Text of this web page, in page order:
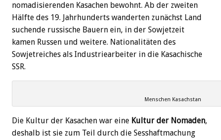
nomadisierenden Kasachen bewohnt. Ab der zweiten
Hälfte des 19. Jahrhunderts wanderten zunächst Land
suchende russische Bauern ein, in der Sowjetzeit
kamen Russen und weitere. Nationalitäten des
Sowjetreiches als Industriearbeiter in die Kasachische
SSR.
Menschen Kasachstan
Die Kultur der Kasachen war eine Kultur der Nomaden,
deshalb ist sie zum Teil durch die Sesshaftmachung